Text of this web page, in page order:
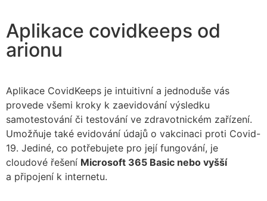
Aplikace covidkeeps od
arionu
Aplikace CovidKeeps je intuitivní a jednoduše vás
provede všemi kroky k zaevidování výsledku
samotestování či testování ve zdravotnickém zařízení.
Umožňuje také evidování údajů o vakcinaci proti Covid-
19. Jediné, co potřebujete pro její fungování, je
cloudové řešení Microsoft 365 Basic nebo vyšší
a připojení k internetu.